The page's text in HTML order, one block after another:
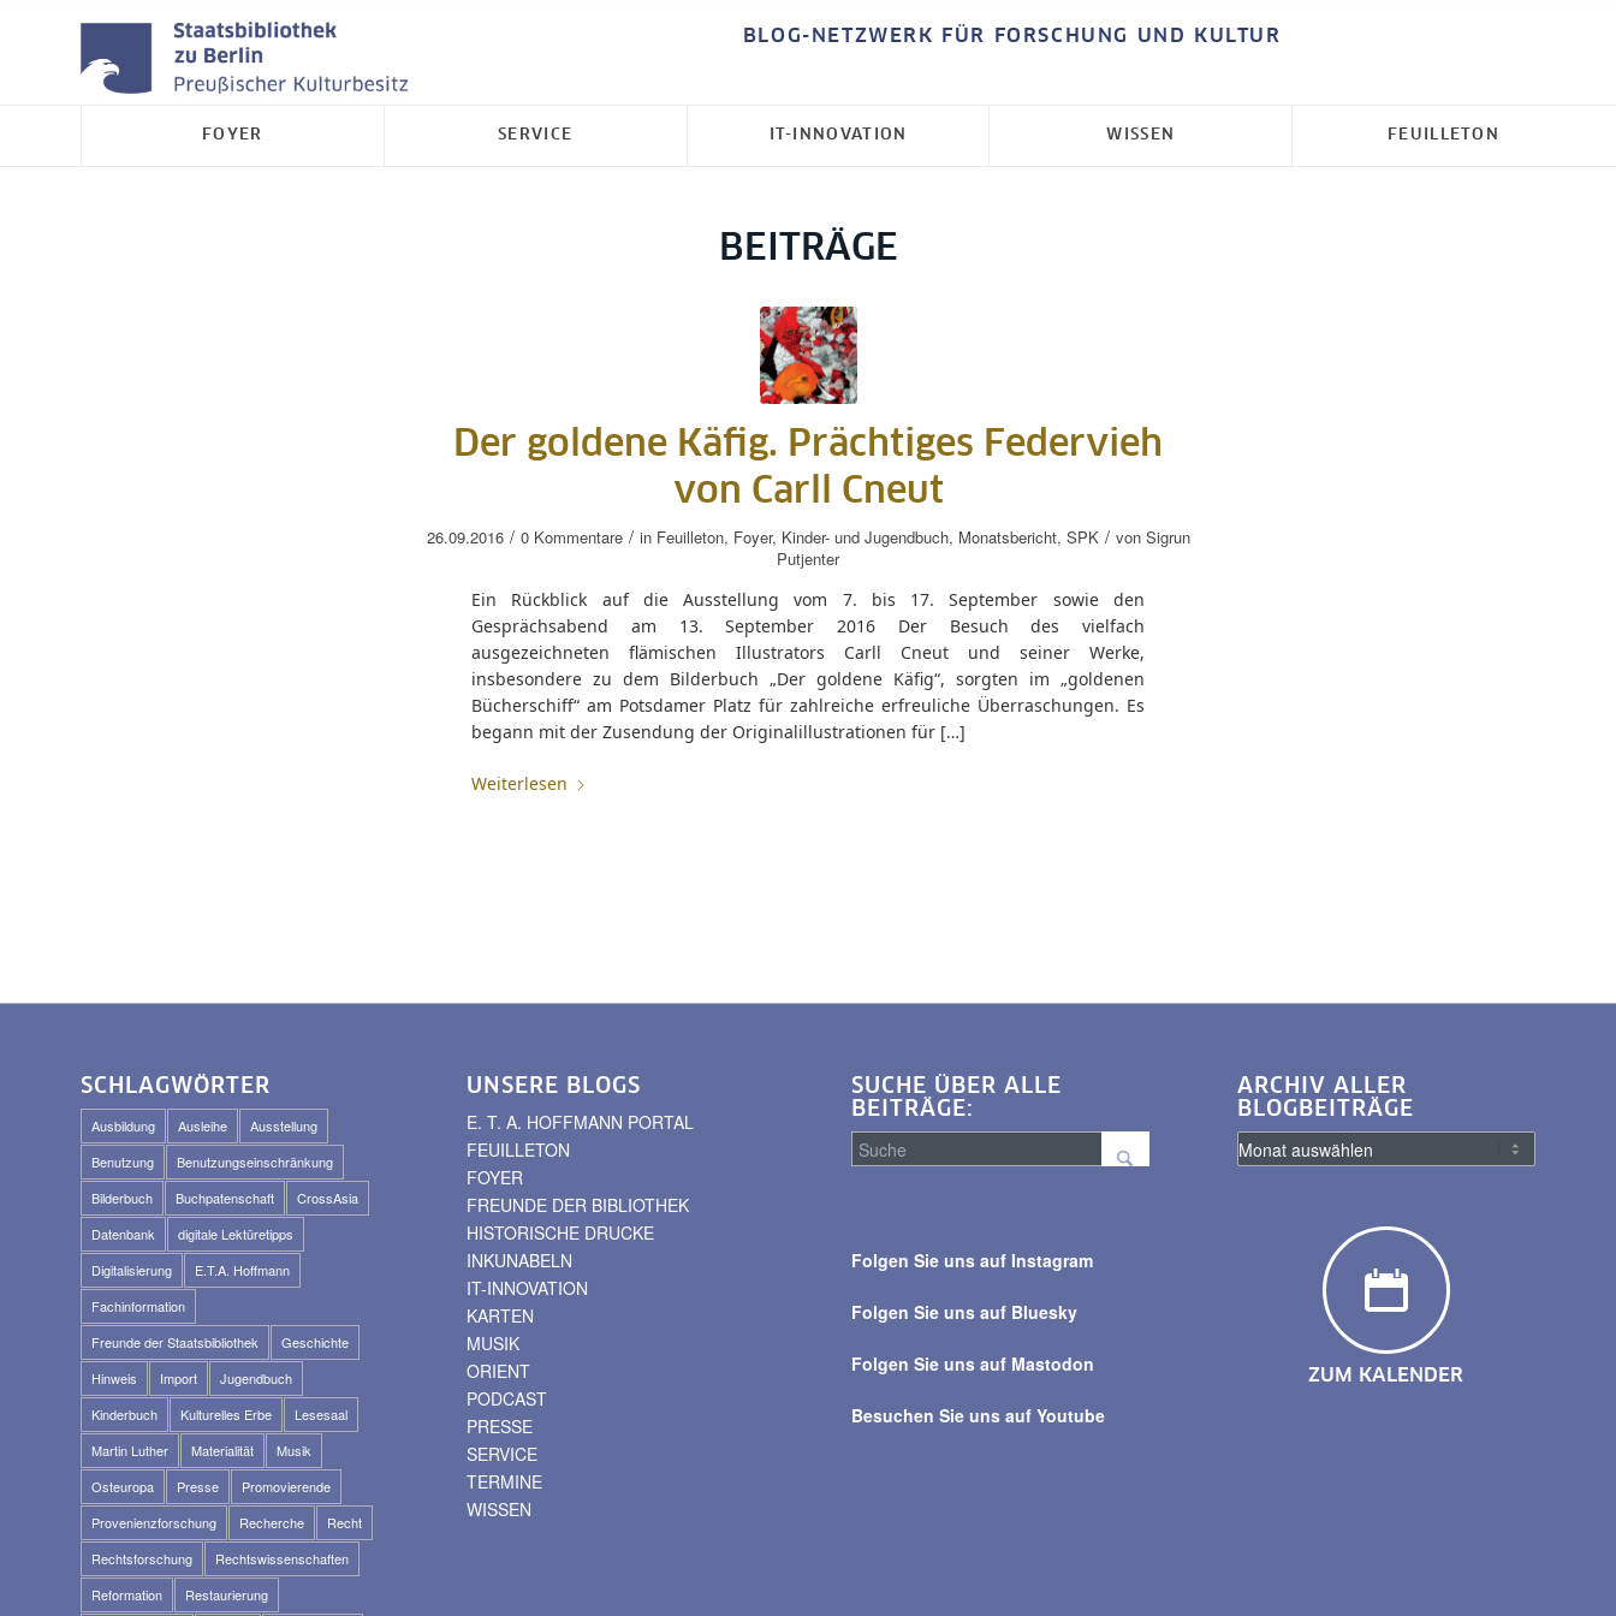
BLOG-NETZWERK FÜR FORSCHUNG UND KULTUR
FOYER SERVICE IT-INNOVATION WISSEN FEUILLETON
BEITRÄGE
Der goldene Käfig. Prächtiges Federvieh
von Carll Cneut
26.09.2016 / 0 Kommentare / in Feuilleton, Foyer, Kinder- und Jugendbuch, Monatsbericht, SPK / von Sigrun
Putjenter
Ein Rückblick auf die Ausstellung vom 7. bis 17. September sowie den
Gesprächsabend am 13. September 2016 Der Besuch des vielfach
ausgezeichneten flämischen Illustrators Carll Cneut und seiner Werke,
insbesondere zu dem Bilderbuch „Der goldene Käfig“, sorgten im „goldenen
Bücherschiff“ am Potsdamer Platz für zahlreiche erfreuliche Überraschungen. Es
begann mit der Zusendung der Originalillustrationen für […]
Weiterlesen
SCHLAGWÖRTER
Ausbildung Ausleihe
Ausstellung
Benutzung
Benutzungseinschränkung
Bilderbuch
Buchpatenschaft
CrossAsia
Datenbank
digitale Lektüretipps
Digitalisierung
E.T.A. Hoffmann
Fachinformation
Freunde der Staatsbibliothek
Geschichte
Hinweis
Import
Jugendbuch
Kinderbuch
Kulturelles Erbe
Lesesaal
Martin Luther
Materialität
Musik
Osteuropa
Presse
Promovierende
Provenienzforschung
Recherche
Recht
Rechtsforschung
Rechtswissenschaften
Reformation
Restaurierung
UNSERE BLOGS
E. T. A. HOFFMANN PORTAL
FEUILLETON
FOYER
FREUNDE DER BIBLIOTHEK
HISTORISCHE DRUCKE
INKUNABELN
IT-INNOVATION
KARTEN
MUSIK
ORIENT
PODCAST
PRESSE
SERVICE
TERMINE
WISSEN
SUCHE ÜBER ALLE
BEITRÄGE:
alle
Folgen Sie uns auf Instagram
Folgen Sie uns auf Bluesky
Folgen Sie uns auf Mastodon
Besuchen Sie uns auf Youtube
ARCHIV ALLER
BLOGBEITRÄGE
ZUM KALENDER